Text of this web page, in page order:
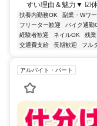
すい理由＆魅力▼ ☑休
扶養内勤務OK 副業・Wワ
フリーター歓迎
バイク通勤
経験者歓迎
ネイルOK 残
交通費支給
長期歓迎 フル
アルバイト・パート